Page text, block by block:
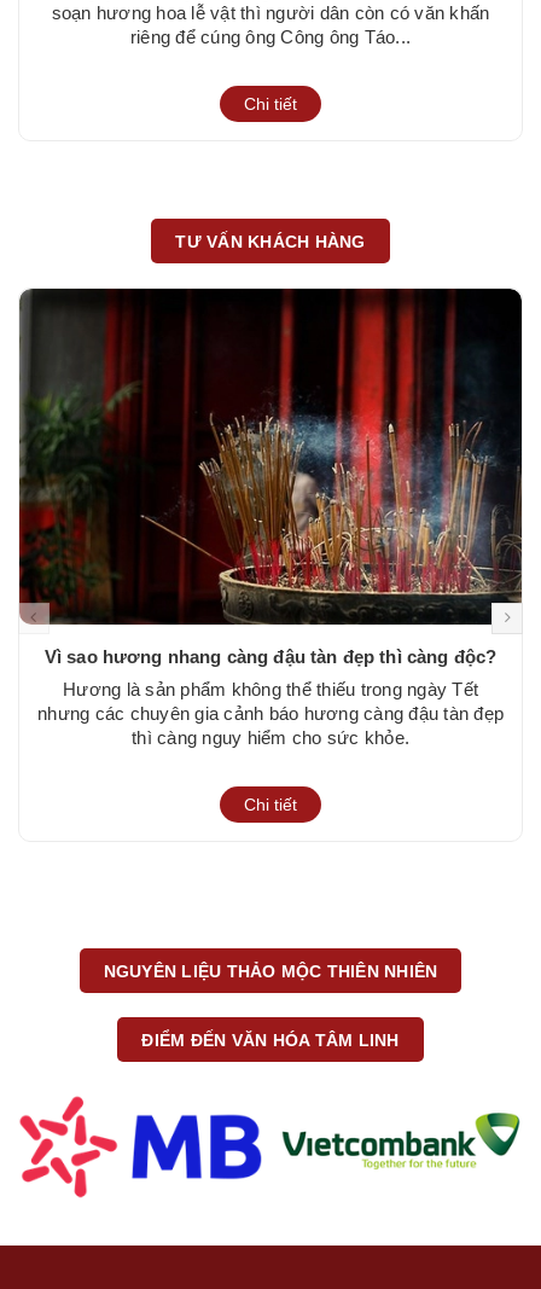
soạn hương hoa lễ vật thì người dân còn có văn khấn
riêng để cúng ông Công ông Táo...
Chi tiết
TƯ VẤN KHÁCH HÀNG
Vì sao hương nhang càng đậu tàn đẹp thì càng độc?
Hương là sản phẩm không thể thiếu trong ngày Tết
nhưng các chuyên gia cảnh báo hương càng đậu tàn đẹp
thì càng nguy hiểm cho sức khỏe.
Chi tiết
NGUYÊN LIỆU THẢO MỘC THIÊN NHIÊN
ĐIỂM ĐẾN VĂN HÓA TÂM LINH